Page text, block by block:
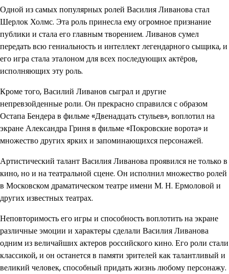
Одной из самых популярных ролей Василия Ливанова стал
Шерлок Холмс. Эта роль принесла ему огромное признание
публики и стала его главным творением. Ливанов сумел
передать всю гениальность и интеллект легендарного сыщика, и
его игра стала эталоном для всех последующих актёров,
исполняющих эту роль.
Кроме того, Василий Ливанов сыграл и другие
непревзойденные роли. Он прекрасно справился с образом
Остапа Бендера в фильме «Двенадцать стульев», воплотил на
экране Александра Гриня в фильме «Покровские ворота» и
множество других ярких и запоминающихся персонажей.
Артистический талант Василия Ливанова проявился не только в
кино, но и на театральной сцене. Он исполнил множество ролей
в Московском драматическом театре имени М. Н. Ермоловой и
других известных театрах.
Неповторимость его игры и способность воплотить на экране
различные эмоции и характеры сделали Василия Ливанова
одним из величайших актеров российского кино. Его роли стали
классикой, и он останется в памяти зрителей как талантливый и
великий человек, способный придать жизнь любому персонажу.